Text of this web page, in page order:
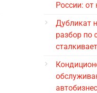
России: от
Дубликат
разбор по